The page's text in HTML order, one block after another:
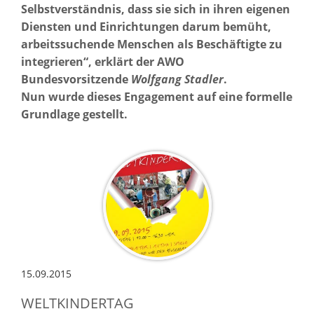
Selbstverständnis, dass sie sich in ihren eigenen
Diensten und Einrichtungen darum bemüht,
arbeitssuchende Menschen als Beschäftigte zu
integrieren“, erklärt der AWO
Bundesvorsitzende WolfgangStadler.
Nun wurde dieses Engagement auf eine formelle
Grundlage gestellt.
15.09.2015
WELTKINDERTAG